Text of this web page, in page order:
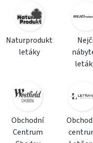
Naturprodukt
letáky
Nejči
Obchodní
Centrum